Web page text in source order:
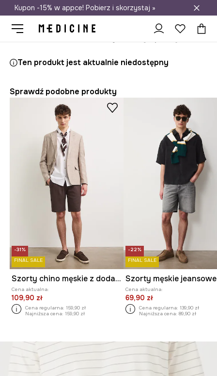
Darmowa dostawa do salonów
Kupon -15% w appce! Pobierz i skorzystaj »
Ten produkt jest aktualnie niedostępny
Sprawdź podobne produkty
-31%
FINAL SALE
Szorty chino męskie z dodatkiem lnu regular waist
Cena aktualna:
109,90 zł
Cena regularna: 159,90 zł
Najniższa cena: 159,90 zł
-22%
FINAL SALE
Szorty męskie jeansowe
Cena aktualna:
69,90 zł
Cena regularna: 139,90 zł
Najniższa cena: 89,90 zł